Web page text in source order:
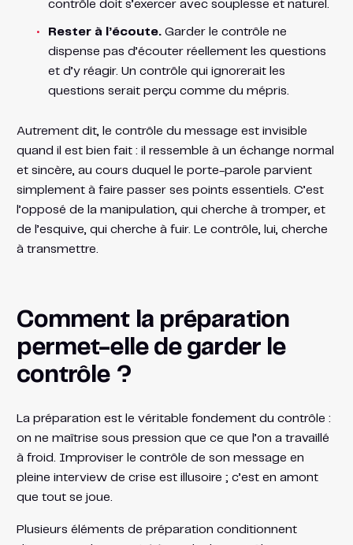
contrôle doit s’exercer avec souplesse et naturel.
Rester à l’écoute.Garder le contrôle ne
dispense pas d’écouter réellement les questions
et d’y réagir. Un contrôle qui ignorerait les
questions serait perçu comme du mépris.
Autrement dit, le contrôle du message est invisible
quand il est bien fait : il ressemble à un échange normal
et sincère, au cours duquel le porte-parole parvient
simplement à faire passer ses points essentiels. C’est
l’opposé de la manipulation, qui cherche à tromper, et
de l’esquive, qui cherche à fuir. Le contrôle, lui, cherche
à transmettre.
Comment la préparation
permet-elle de garder le
contrôle ?
La préparation est le véritable fondement du contrôle :
on ne maîtrise sous pression que ce que l’on a travaillé
à froid. Improviser le contrôle de son message en
pleine interview de crise est illusoire ; c’est en amont
que tout se joue.
Plusieurs éléments de préparation conditionnent